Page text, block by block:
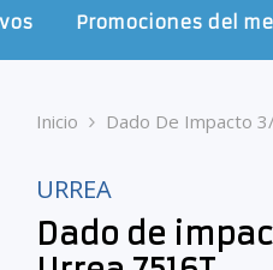
Promociones del
Inicio Dado De Impacto
URREA
Dado de